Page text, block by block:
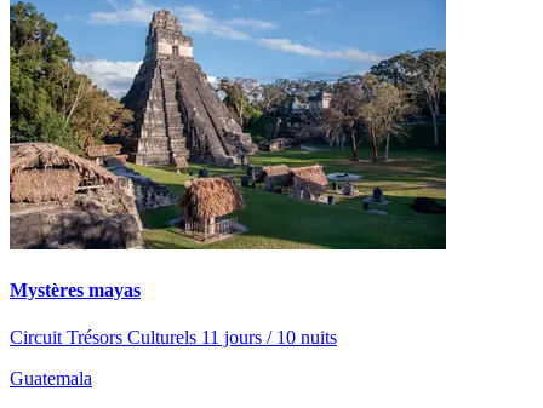
Mystères mayas
Circuit Trésors Culturels 11 jours / 10 nuits
Guatemala